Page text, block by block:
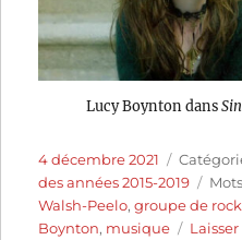
Lucy Boynton dans
Publié
le
4 décembre 2021
des années 2015-2019
Walsh-Peelo,groupe de rock
Boynton, musique